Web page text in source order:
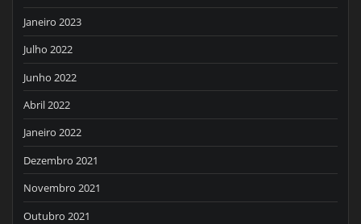
Janeiro 2023
Julho 2022
Junho 2022
Abril 2022
Janeiro 2022
Dezembro 2021
Novembro 2021
Outubro 2021